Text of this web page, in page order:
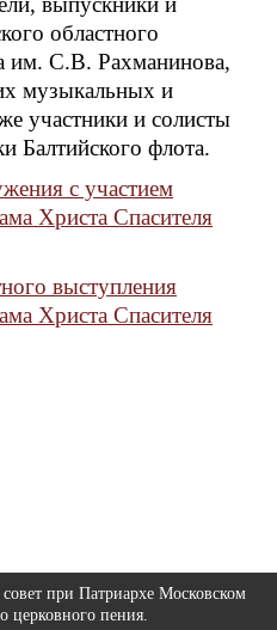
областного
им. С.В. Рахманинова,
музыкальных и
участники и солисты
Балтийского флота.
с участием
Христа Спасителя
выступления
Христа Спасителя
при Патриархе Московском
церковного пения.